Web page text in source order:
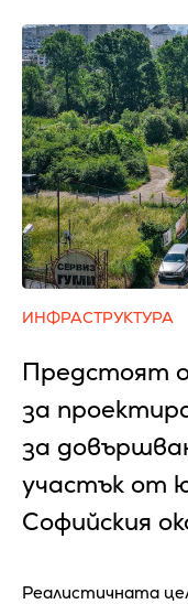
ИНФРАСТРУКТУРА
Предстоят
за
за
участък от
Софийския
Реалистичната